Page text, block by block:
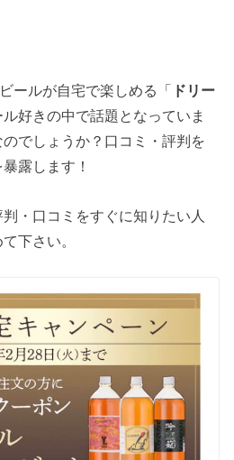
ールが自宅で楽しめる「
ドリー
ル好きの中で話題となっていま
のでしょうか？口コミ・評判を
露します！
・口コミをすぐに知りたい人
下さい。